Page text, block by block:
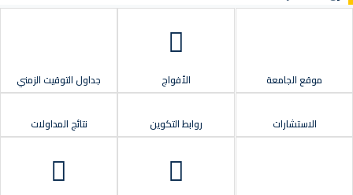
موقع الجامعة الأفواج جداول التوقيت الزمني
الاستشارات روابط التكوين نتائج المداولات